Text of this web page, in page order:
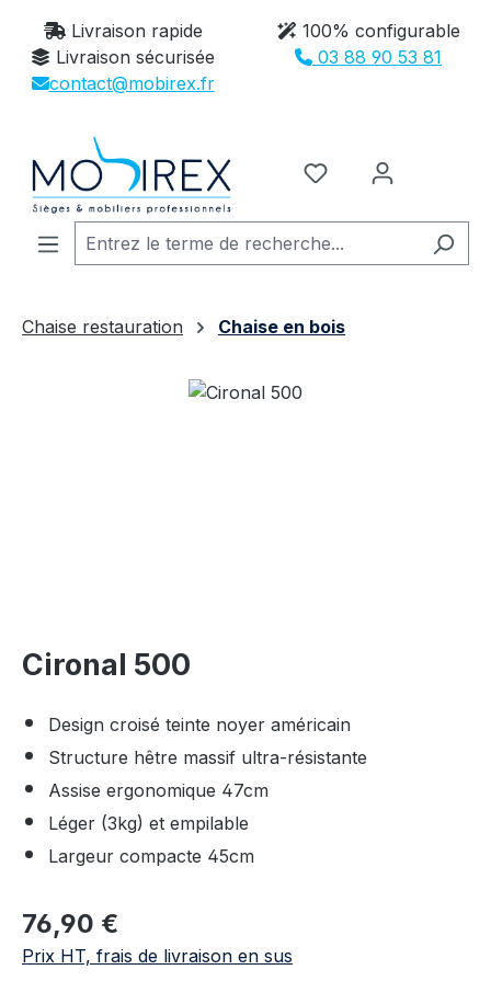
Passer au contenu principal
Livraison rapide
100% configurable
Livraison sécurisée
03 88 90 53 81
contact@mobirex.fr
Vous avez 0
Chaise restauration
Chaise en bois
Cironal 500
Design croisé teinte noyer américain
Structure hêtre massif ultra-résistante
Assise ergonomique 47cm
Léger (3kg) et empilable
Largeur compacte 45cm
Prix régulier :
76,90 €
Prix HT, frais de livraison en sus